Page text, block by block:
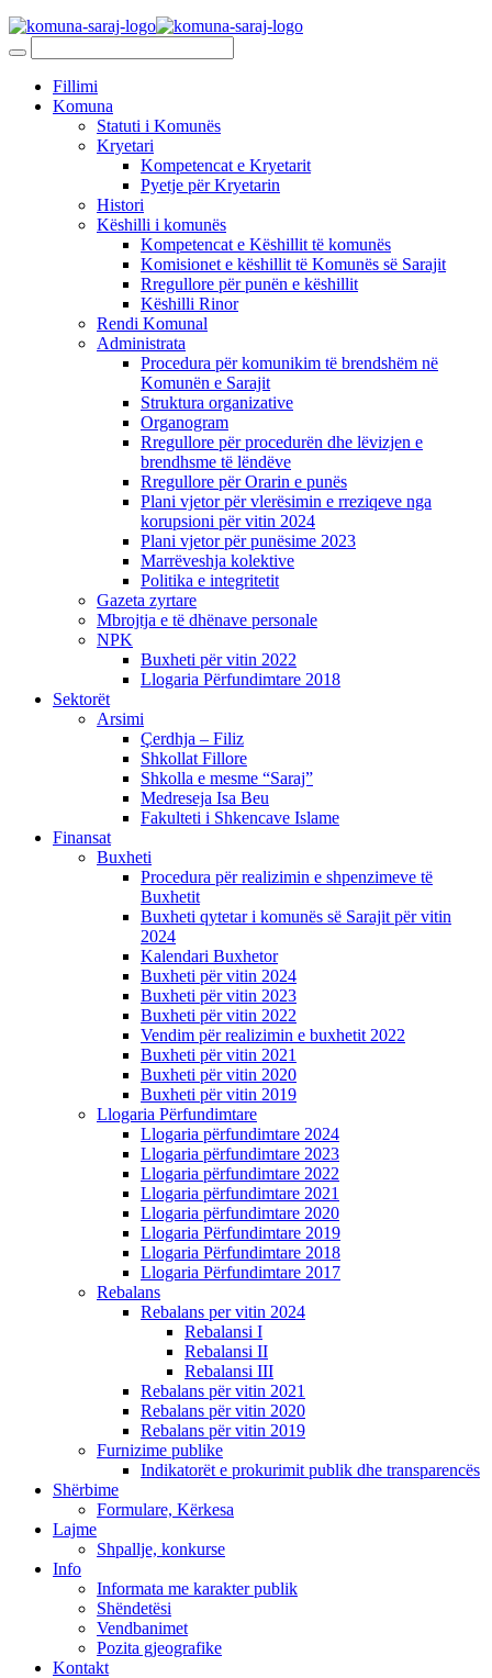
Fillimi
Komuna
Statuti i Komunës
Kryetari
Kompetencat e Kryetarit
Pyetje për Kryetarin
Histori
Këshilli i komunës
Kompetencat e Këshillit të komunës
Komisionet e këshillit të Komunës së Sarajit
Rregullore për punën e këshillit
Këshilli Rinor
Rendi Komunal
Administrata
Procedura për komunikim të brendshëm në
Komunën e Sarajit
Struktura organizative
Organogram
Rregullore për procedurën dhe lëvizjen e
brendhsme të lëndëve
Rregullore për Orarin e punës
Plani vjetor për vlerësimin e rreziqeve nga
korupsioni për vitin 2024
Plani vjetor për punësime 2023
Marrëveshja kolektive
Politika e integritetit
Gazeta zyrtare
Mbrojtja e të dhënave personale
NPK
Buxheti për vitin 2022
Llogaria Përfundimtare 2018
Sektorët
Arsimi
Çerdhja – Filiz
Shkollat Fillore
Shkolla e mesme “Saraj”
Medreseja Isa Beu
Fakulteti i Shkencave Islame
Finansat
Buxheti
Procedura për realizimin e shpenzimeve të
Buxhetit
Buxheti qytetar i komunës së Sarajit për vitin
2024
Kalendari Buxhetor
Buxheti për vitin 2024
Buxheti për vitin 2023
Buxheti për vitin 2022
Vendim për realizimin e buxhetit 2022
Buxheti për vitin 2021
Buxheti për vitin 2020
Buxheti për vitin 2019
Llogaria Përfundimtare
Llogaria përfundimtare 2024
Llogaria përfundimtare 2023
Llogaria përfundimtare 2022
Llogaria përfundimtare 2021
Llogaria përfundimtare 2020
Llogaria Përfundimtare 2019
Llogaria Përfundimtare 2018
Llogaria Përfundimtare 2017
Rebalans
Rebalans per vitin 2024
Rebalansi I
Rebalansi II
Rebalansi III
Rebalans për vitin 2021
Rebalans për vitin 2020
Rebalans për vitin 2019
Furnizime publike
Indikatorët e prokurimit publik dhe transparencës
Shërbime
Formulare, Kërkesa
Lajme
Shpallje, konkurse
Info
Informata me karakter publik
Shëndetësi
Vendbanimet
Pozita gjeografike
Kontakt